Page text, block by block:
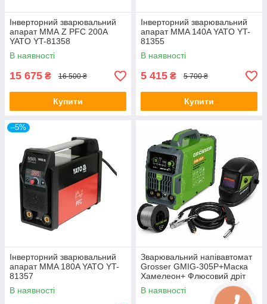
Інверторний зварювальний
апарат ММА Z PFC 200A
YATO YT-81358
В наявності
15 675 ₴ 16 500 ₴
Купити
Інверторний зварювальний
апарат MMA 140A YATO YT-
81355
В наявності
5 415 ₴ 5 700 ₴
Купити
–5%
Інверторний зварювальний
апарат MMA 180A YATO YT-
81357
В наявності
Зварювальний напівавтомат
Grosser GMIG-305P+Маска
Хамелеон+ Флюсовий дріт
В наявності